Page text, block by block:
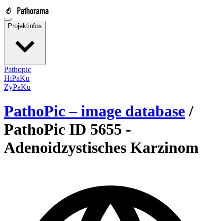
Projektinfos
Pathopic
HiPaKu
ZyPaKu
PathoPic – image database /
PathoPic ID 5655 -
Adenoidzystisches Karzinom